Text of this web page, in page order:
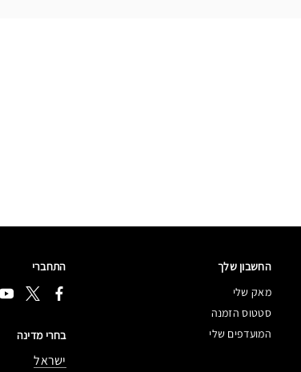
החשבון שלך
מאק שלי
סטטוס הזמנה
המועדפים שלי
התחברי
בחרי מדינה
ישראל